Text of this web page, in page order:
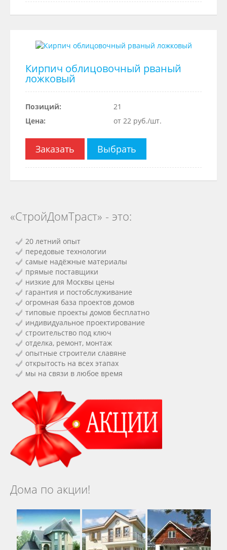
Кирпич облицовочный рваный
ложковый
Позиций:
21
Цена:
от 22 руб./шт.
Заказать Выбрать
«СтройДомТраст» - это:
20 летний опыт
передовые технологии
самые надёжные материалы
прямые поставщики
низкие для Москвы цены
гарантия и постобслуживание
огромная база проектов домов
типовые проекты домов бесплатно
индивидуальное проектирование
строительство под ключ
отделка, ремонт, монтаж
опытные строители славяне
открытость на всех этапах
мы на связи в любое время
Дома по акции!